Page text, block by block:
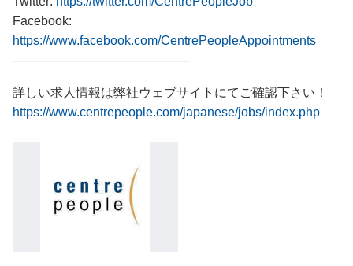
Facebook:
https://www.facebook.com/CentrePeopleAppointments
――――――――――――――
詳しい求人情報は弊社ウェブサイトにてご確認下さい！
https://www.centrepeople.com/japanese/jobs/index.php